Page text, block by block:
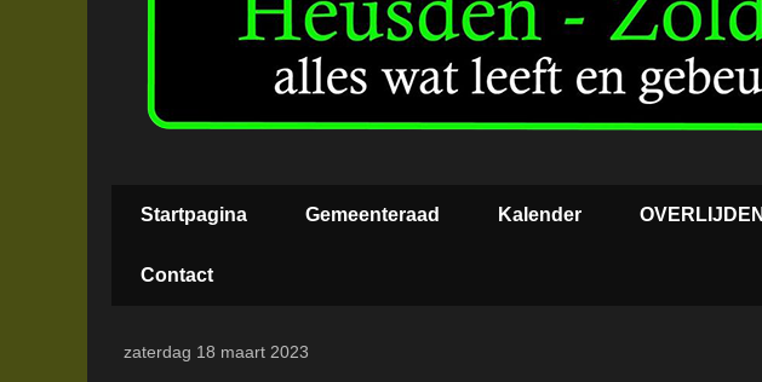
Startpagina Gemeenteraad Kalender
Contact
zaterdag 18 maart 2023